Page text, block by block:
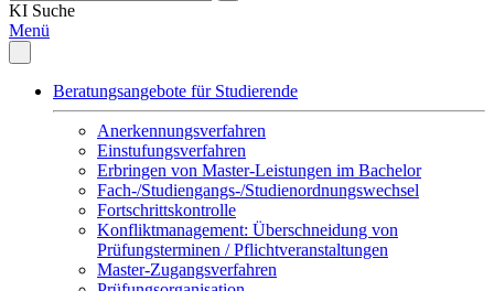
KI Suche
Menü
Beratungsangebote für Studierende
Anerkennungsverfahren
Einstufungsverfahren
Erbringen von Master-Leistungen im Bachelor
Fach-/Studiengangs-/Studienordnungswechsel
Fortschrittskontrolle
Konfliktmanagement: Überschneidung von
Prüfungsterminen / Pflichtveranstaltungen
Master-Zugangsverfahren